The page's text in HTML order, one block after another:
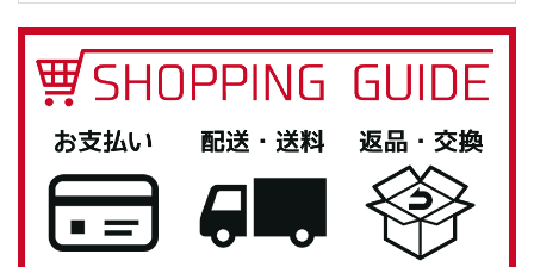
とても素敵な商品でした！自分用に欲しく購入です(*^^*)
この度は当店をご利用いただきありがとうござ
います。 お気に入りいただけてよかったです。
また機会がありましたらよろしくお願いいたし
ます。